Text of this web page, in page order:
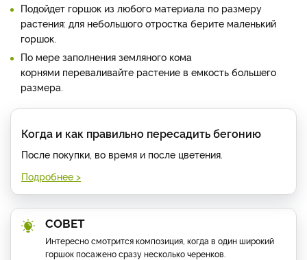
Подойдет горшок из любого материала по размеру
растения: для небольшого отростка берите маленький
горшок.
По мере заполнения земляного кома
корнями переваливайте растение в емкость большего
размера.
Когда и как правильно пересадить бегонию
После покупки, во время и после цветения.
Подробнее >
СОВЕТ
Интересно смотрится композиция, когда в один широкий
горшок посажено сразу несколько черенков.